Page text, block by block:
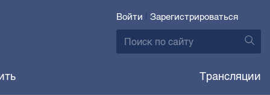
Войти | Зарегистрироваться
Трансляции